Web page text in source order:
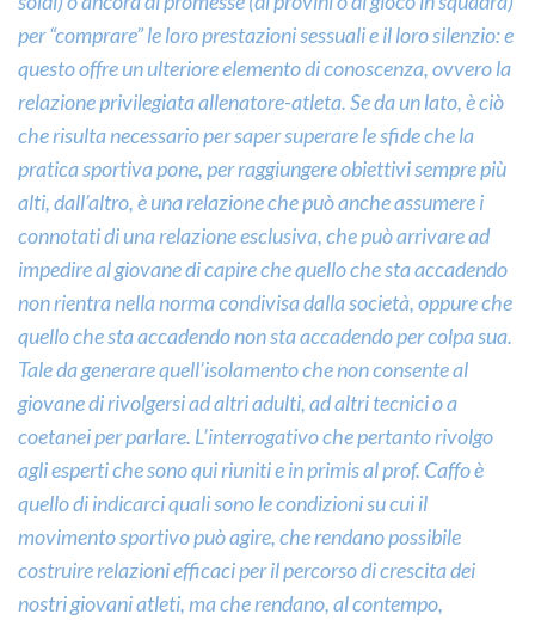
per “comprare” le loro prestazioni sessuali e il loro silenzio: e
questo offre un ulteriore elemento di conoscenza, ovvero la
relazione privilegiata allenatore-atleta. Se da un lato, è ciò
che risulta necessario per saper superare le sfide che la
pratica sportiva pone, per raggiungere obiettivi sempre più
alti, dall’altro, è una relazione che può anche assumere i
connotati di una relazione esclusiva, che può arrivare ad
impedire al giovane di capire che quello che sta accadendo
non rientra nella norma condivisa dalla società, oppure che
quello che sta accadendo non sta accadendo per colpa sua.
Tale da generare quell’isolamento che non consente al
giovane di rivolgersi ad altri adulti, ad altri tecnici o a
coetanei per parlare. L’interrogativo che pertanto rivolgo
agli esperti che sono qui riuniti e in primis al prof. Caffo è
quello di indicarci quali sono le condizioni su cui il
movimento sportivo può agire, che rendano possibile
costruire relazioni efficaci per il percorso di crescita dei
nostri giovani atleti, ma che rendano, al contempo,